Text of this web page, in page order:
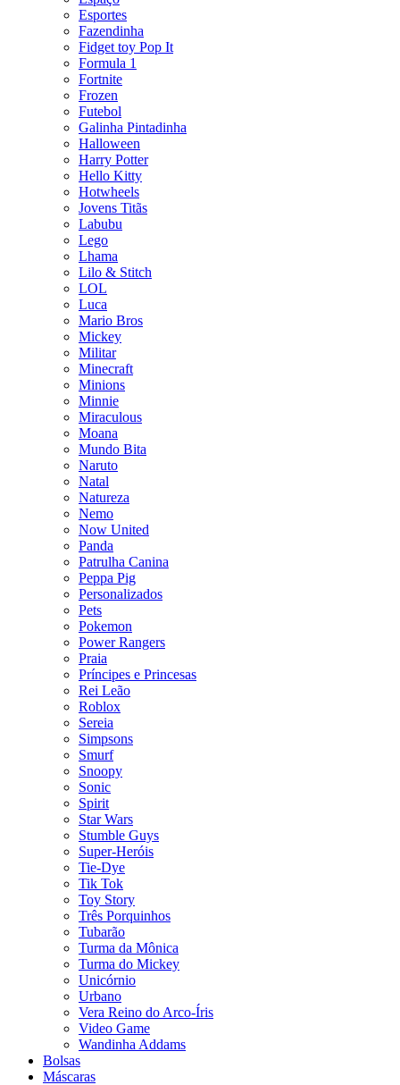
Esportes
Fazendinha
Fidget toy Pop It
Formula 1
Fortnite
Frozen
Futebol
Galinha Pintadinha
Halloween
Harry Potter
Hello Kitty
Hotwheels
Jovens Titãs
Labubu
Lego
Lhama
Lilo & Stitch
LOL
Luca
Mario Bros
Mickey
Militar
Minecraft
Minions
Minnie
Miraculous
Moana
Mundo Bita
Naruto
Natal
Natureza
Nemo
Now United
Panda
Patrulha Canina
Peppa Pig
Personalizados
Pets
Pokemon
Power Rangers
Praia
Príncipes e Princesas
Rei Leão
Roblox
Sereia
Simpsons
Smurf
Snoopy
Sonic
Spirit
Star Wars
Stumble Guys
Super-Heróis
Tie-Dye
Tik Tok
Toy Story
Três Porquinhos
Tubarão
Turma da Mônica
Turma do Mickey
Unicórnio
Urbano
Vera Reino do Arco-Íris
Video Game
Wandinha Addams
Bolsas
Máscaras